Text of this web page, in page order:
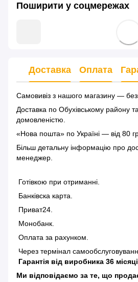
Поширити у соцмережах
Доставка Оплата
Самовивіз з нашого магазину —
Доставка по Обухівському району
домовленістю.
«Нова пошта» по Україні — від 80
Більш детальну інформацію про
менеджер.
Готівкою при отриманні.
Банківска карта.
Приват24.
Монобанк.
Оплата за рахунком.
Через термінал
Гарантія від виробника 36
Ми відповідаємо за те, що